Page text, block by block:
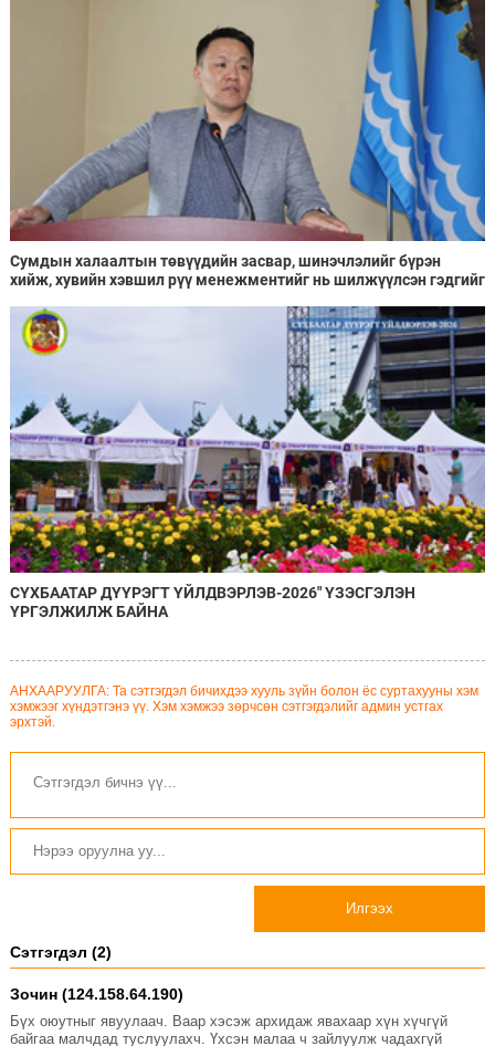
Сумдын халаалтын төвүүдийн засвар, шинэчлэлийг бүрэн
хийж, хувийн хэвшил рүү менежментийг нь шилжүүлсэн гэдгийг
СҮХБААТАР ДҮҮРЭГТ ҮЙЛДВЭРЛЭВ-2026" ҮЗЭСГЭЛЭН
ҮРГЭЛЖИЛЖ БАЙНА
АНХААРУУЛГА: Та сэтгэгдэл бичихдээ хууль зүйн болон ёс суртахууны хэм
хэмжээг хүндэтгэнэ үү. Хэм хэмжээ зөрчсөн сэтгэгдэлийг админ устгах
эрхтэй.
Илгээх
Сэтгэгдэл (2)
Зочин (124.158.64.190)
Бүх оюутныг явуулаач. Ваар хэсэж архидаж явахаар хүн хүчгүй
байгаа малчдад туслуулахч. Үхсэн малаа ч зайлуулж чадахгүй